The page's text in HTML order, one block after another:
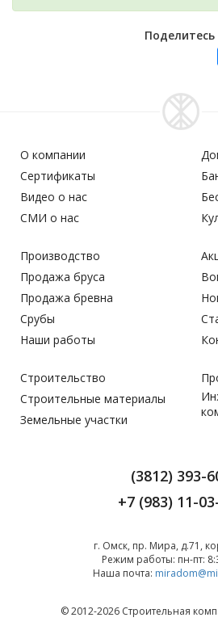
О компании
Сертификаты
Видео о нас
СМИ о нас
Производство
Продажа бруса
Продажа бревна
Срубы
Наши работы
Строительство
Строительные материалы
Земельные участки
(3812) 393-
+7 (983) 11-
г. Омск, пр. Мира, д.71,
Режим работы: пн-пт:
Наша почта:
© 2012-2026 Строительная